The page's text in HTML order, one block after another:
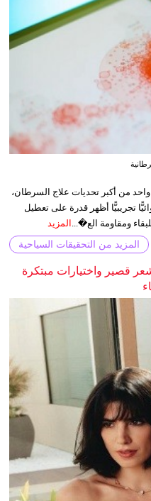
من أكبر تحديات علاج السرطان،
تجريبيًّا أظهر قدرة على تعطيل
ومقاومة الع�... المزيد
المزيد من التحقيقات السياحية
قصير واختيارات مبتكرة